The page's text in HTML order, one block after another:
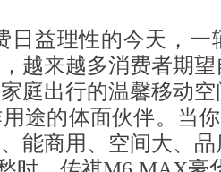
益理性的今天，一
越来越多消费者期
庭出行的温馨移动
途的体面伙伴。当
能商用、空间大、